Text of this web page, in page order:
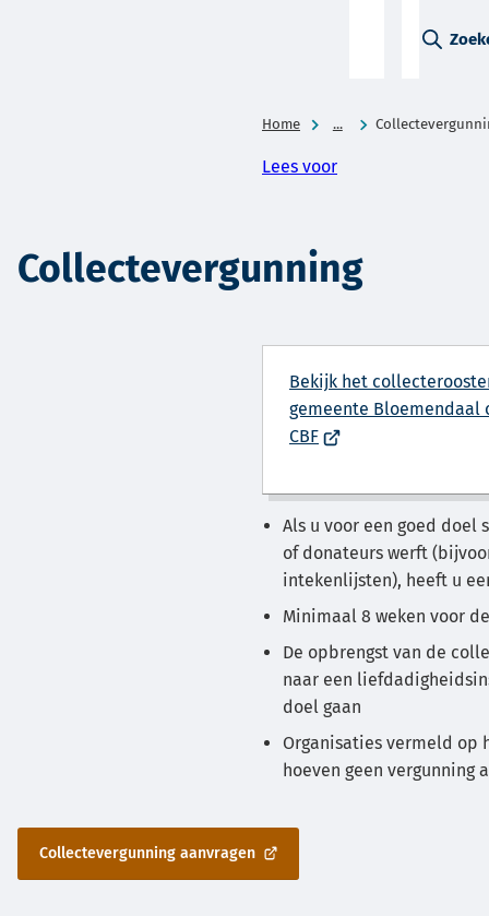
Home ...
Lees voor
Collectevergunning
Bekijk het
gemeente Bloemendaal
CBF(Verwijst
een
externe
website)
Als u voor een goed
of donateurs werft
intekenlijsten), heeft u
Minimaal 8 weken voor
De opbrengst van de
naar een
doel gaan
Organisaties vermeld op
hoeven geen vergunning
Collectevergunning aanvragen
(Verwijst